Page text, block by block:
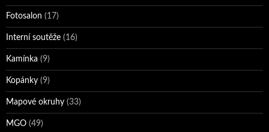
Fotosalon (17)
Interní soutěže (16)
Kamínka (9)
Kopánky (9)
Mapové okruhy (33)
MGO (49)